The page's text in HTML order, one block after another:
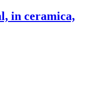
in ceramica,